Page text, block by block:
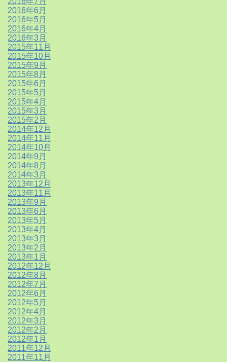
2016年6月
2016年5月
2016年4月
2016年3月
2015年11月
2015年10月
2015年9月
2015年8月
2015年6月
2015年5月
2015年4月
2015年3月
2015年2月
2014年12月
2014年11月
2014年10月
2014年9月
2014年8月
2014年3月
2013年12月
2013年11月
2013年9月
2013年6月
2013年5月
2013年4月
2013年3月
2013年2月
2013年1月
2012年12月
2012年8月
2012年7月
2012年6月
2012年5月
2012年4月
2012年3月
2012年2月
2012年1月
2011年12月
2011年11月